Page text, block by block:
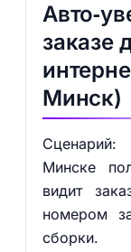
заказе
Минск)
Сценарий:
Минске
видит
номером
сборки.